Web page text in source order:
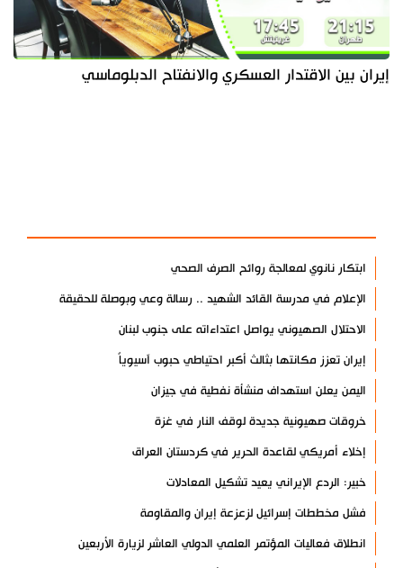
إيران بين الاقتدار العسكري والانفتاح الدبلوماسي
ابتكار نانوي لمعالجة روائح الصرف الصحي
الإعلام في مدرسة القائد الشهيد .. رسالة وعي وبوصلة للحقيقة
الاحتلال الصهيوني يواصل اعتداءاته على جنوب لبنان
إيران تعزز مكانتها بثالث أكبر احتياطي حبوب آسيوياً
اليمن يعلن استهداف منشأة نفطية في جيزان
خروقات صهيونية جديدة لوقف النار في غزة
إخلاء أمريكي لقاعدة الحرير في كردستان العراق
خبير: الردع الإيراني يعيد تشكيل المعادلات
فشل مخططات إسرائيل لزعزعة إيران والمقاومة
انطلاق فعاليات المؤتمر العلمي الدولي العاشر لزيارة الأربعين